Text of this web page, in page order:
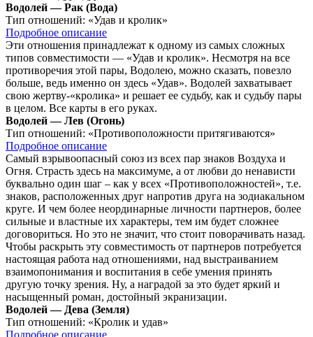
Водолей — Рак (Вода)
Тип отношений: «Удав и кролик»
Подробное описание
Эти отношения принадлежат к одному из самых сложных
типов совместимости — «Удав и кролик». Несмотря на все
противоречия этой пары, Водолею, можно сказать, повезло
больше, ведь именно он здесь «Удав». Водолей захватывает
свою жертву-«кролика» и решает ее судьбу, как и судьбу пары
в целом. Все карты в его руках.
Водолей — Лев (Огонь)
Тип отношений: «Противоположности притягиваются»
Подробное описание
Самый взрывоопасный союз из всех пар знаков Воздуха и
Огня. Страсть здесь на максимуме, а от любви до ненависти
буквально один шаг – как у всех «Противоположностей», т.е.
знаков, расположенных друг напротив друга на зодиакальном
круге. И чем более неординарные личности партнеров, более
сильные и властные их характеры, тем им будет сложнее
договориться. Но это не значит, что стоит поворачивать назад.
Чтобы раскрыть эту совместимость от партнеров потребуется
настоящая работа над отношениями, над выстраиванием
взаимопонимания и воспитания в себе умения принять
другую точку зрения. Ну, а наградой за это будет яркий и
насыщенный роман, достойный экранизации.
Водолей — Дева (Земля)
Тип отношений: «Кролик и удав»
Подробное описание